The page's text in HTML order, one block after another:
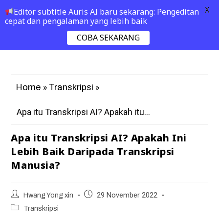
Home » Transkripsi »
Apa itu Transkripsi AI? Apakah itu...
Apa itu Transkripsi AI? Apakah Ini
Lebih Baik Daripada Transkripsi
Manusia?
Hwang Yong xin 29 November 2022
Transkripsi
Editor subtitle Auris AI baru sekarang: Pengeditan
cepat dan pengalaman yang lebih baik
COBA SEKARANG
X